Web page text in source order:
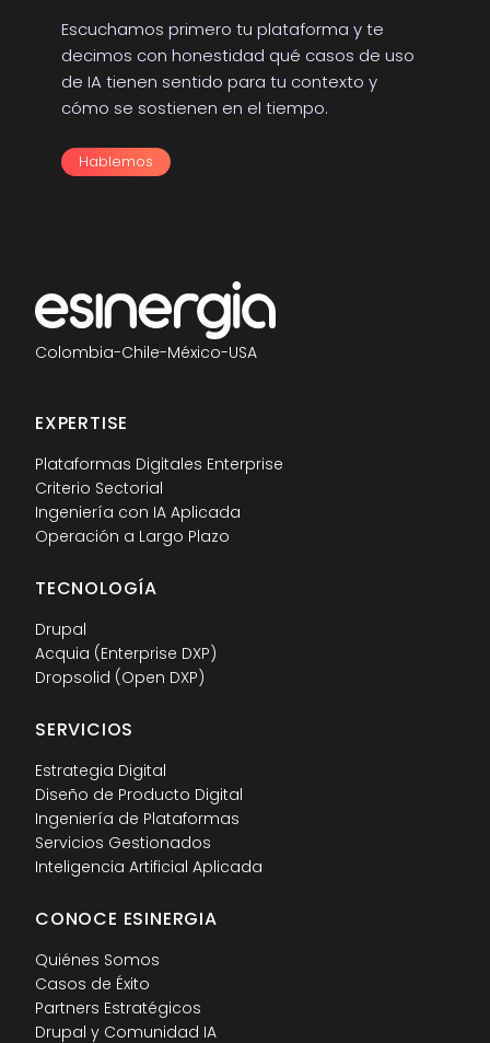
Escuchamos primero tu plataforma y te
decimos con honestidad qué casos de uso
de IA tienen sentido para tu contexto y
cómo se sostienen en el tiempo.
Hablemos
Colombia-Chile-México-USA
EXPERTISE
Plataformas Digitales Enterprise
Criterio Sectorial
Ingeniería con IA Aplicada
Operación a Largo Plazo
TECNOLOGÍA
Drupal
Acquia (Enterprise DXP)
Dropsolid (Open DXP)
SERVICIOS
Estrategia Digital
Diseño de Producto Digital
Ingeniería de Plataformas
Servicios Gestionados
Inteligencia Artificial Aplicada
CONOCE ESINERGIA
Quiénes Somos
Casos de Éxito
Partners Estratégicos
Drupal y Comunidad IA